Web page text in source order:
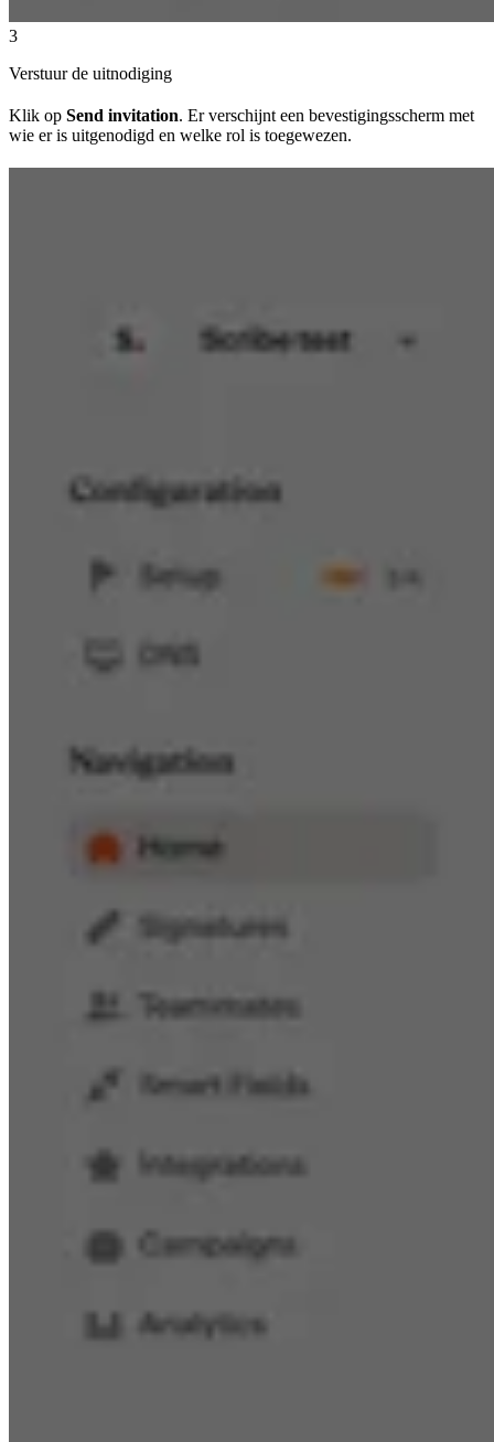
3
Verstuur de uitnodiging
Klik op Send invitation. Er verschijnt een bevestigingsscherm met
wie er is uitgenodigd en welke rol is toegewezen.